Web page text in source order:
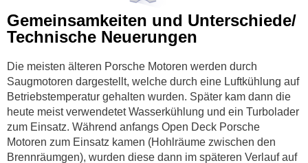
Gemeinsamkeiten und Unterschiede/
Technische Neuerungen
Die meisten älteren Porsche Motoren werden durch
Saugmotoren dargestellt, welche durch eine Luftkühlung auf
Betriebstemperatur gehalten wurden. Später kam dann die
heute meist verwendetet Wasserkühlung und ein Turbolader
zum Einsatz. Während anfangs Open Deck Porsche
Motoren zum Einsatz kamen (Hohlräume zwischen den
Brennräumgen), wurden diese dann im späteren Verlauf auf